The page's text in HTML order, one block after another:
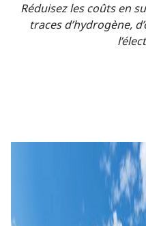
Réduisez les coûts en
traces d’hydrogène,